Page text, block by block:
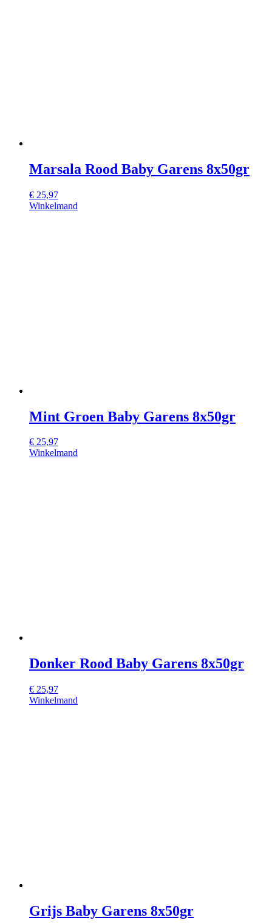
Marsala Rood Baby Garens 8x50gr
€ 25,97
Winkelmand
Mint Groen Baby Garens 8x50gr
€ 25,97
Winkelmand
Donker Rood Baby Garens 8x50gr
€ 25,97
Winkelmand
Grijs Baby Garens 8x50gr